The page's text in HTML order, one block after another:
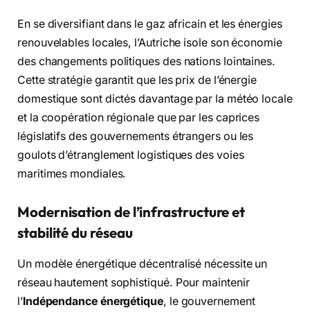
En se diversifiant dans le gaz africain et les énergies
renouvelables locales, l’Autriche isole son économie
des changements politiques des nations lointaines.
Cette stratégie garantit que les prix de l’énergie
domestique sont dictés davantage par la météo locale
et la coopération régionale que par les caprices
législatifs des gouvernements étrangers ou les
goulots d’étranglement logistiques des voies
maritimes mondiales.
Modernisation de l’infrastructure et
stabilité du réseau
Un modèle énergétique décentralisé nécessite un
réseau hautement sophistiqué. Pour maintenir
l’Indépendance énergétique, le gouvernement